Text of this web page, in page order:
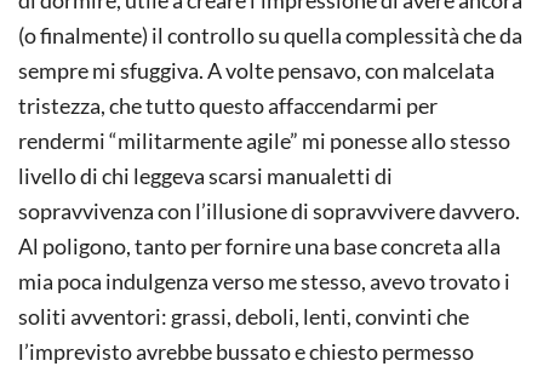
(o finalmente) il controllo su quella complessità che da
sempre mi sfuggiva. A volte pensavo, con malcelata
tristezza, che tutto questo affaccendarmi per
rendermi “militarmente agile” mi ponesse allo stesso
livello di chi leggeva scarsi manualetti di
sopravvivenza con l’illusione di sopravvivere davvero.
Al poligono, tanto per fornire una base concreta alla
mia poca indulgenza verso me stesso, avevo trovato i
soliti avventori: grassi, deboli, lenti, convinti che
l’imprevisto avrebbe bussato e chiesto permesso